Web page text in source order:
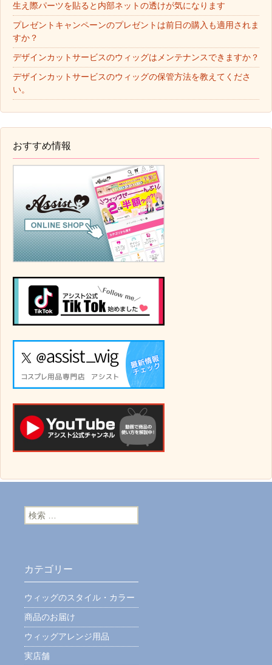
生え際パーツを貼ると内部ネットの透けが気になります
プレゼントキャンペーンのプレゼントは前日の購入も適用されま
すか？
デザインカットサービスのウィッグはメンテナンスできますか？
デザインカットサービスのウィッグの保管方法を教えてくださ
い。
おすすめ情報
検索:
カテゴリー
ウィッグのスタイル・カラー
商品のお届け
ウィッグアレンジ用品
実店舗